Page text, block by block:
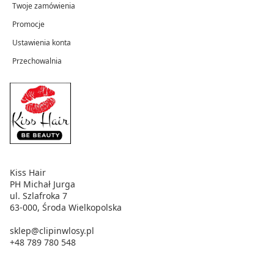
Twoje zamówienia
Promocje
Ustawienia konta
Przechowalnia
Kiss Hair
PH Michał Jurga
ul. Szlafroka 7
63-000, Środa Wielkopolska
sklep@clipinwlosy.pl
+48 789 780 548